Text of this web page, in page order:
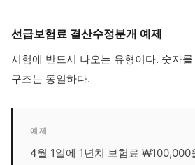
선급보험료 결산수정분개 예제
시험에 반드시 나오는 유형이다. 숫자
구조는 동일하다.
예제
4월 1일에 1년치 보험료 ₩100,000